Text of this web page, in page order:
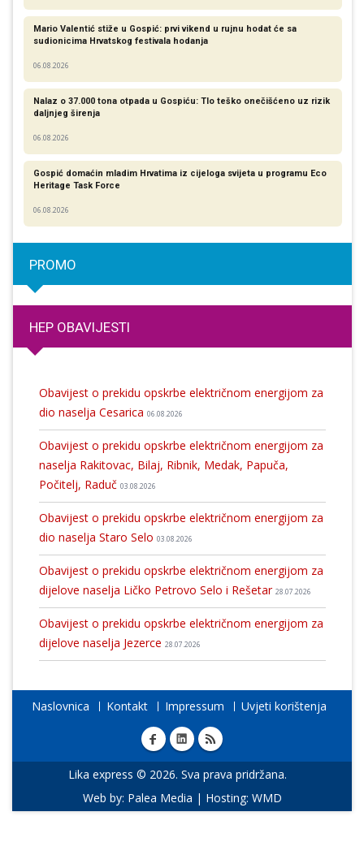
Mario Valentić stiže u Gospić: prvi vikend u rujnu hodat će sa
sudionicima Hrvatskog festivala hodanja
06.08.2026
Nalaz o 37.000 tona otpada u Gospiću: Tlo teško onečišćeno uz rizik
daljnjeg širenja
06.08.2026
Gospić domaćin mladim Hrvatima iz cijeloga svijeta u programu Eco
Heritage Task Force
06.08.2026
PROMO
HEP OBAVIJESTI
Obavijest o prekidu opskrbe električnom energijom za
dio naselja Cesarica 06.08.2026
Obavijest o prekidu opskrbe električnom energijom za
naselja Rakitovac, Bilaj, Ribnik, Medak, Papuča,
Počitelj, Raduč 03.08.2026
Obavijest o prekidu opskrbe električnom energijom za
dio naselja Staro Selo 03.08.2026
Obavijest o prekidu opskrbe električnom energijom za
dijelove naselja Ličko Petrovo Selo i Rešetar 28.07.2026
Obavijest o prekidu opskrbe električnom energijom za
dijelove naselja Jezerce 28.07.2026
Naslovnica Kontakt Impressum Uvjeti korištenja
Lika express © 2026. Sva prava pridržana.
Web by: Palea Media | Hosting: WMD